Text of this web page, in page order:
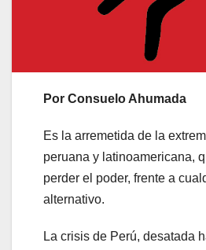
Por Consuelo Ahumada
Es la arremetida de la
peruana y latinoamericana,
perder el poder, frente a
alternativo.
La crisis de Perú, desatada